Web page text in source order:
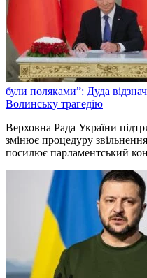
були поляками”: Дуда
Волинську трагедію
Верховна Рада України
змінює процедуру
посилює парламентський